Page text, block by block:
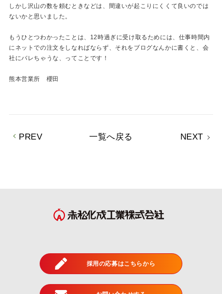
しかし沢山の数を頼むときなどは、間違いが起こりにくくて良いのでは
ないかと思いました。
もうひとつわかったことは、12時過ぎに受け取るためには、仕事時間内
にネットでの注文をしなればならず、それをブログなんかに書くと、会
社にバレちゃうな、ってことです！
熊本営業所 櫻田
PREV 一覧へ戻る NEXT
採用の応募はこちらから